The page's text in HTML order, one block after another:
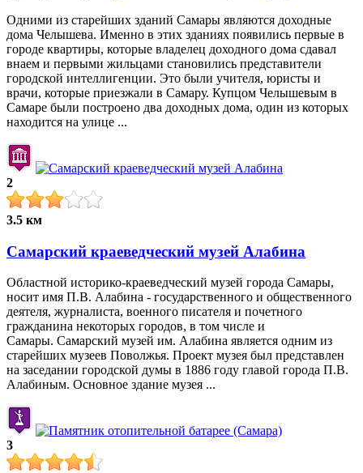
Одними из старейших зданий Самары являются доходные
дома Челышева. Именно в этих зданиях появились первые в
городе квартиры, которые владелец доходного дома сдавал
внаем и первыми жильцами становились представители
городской интеллигенции. Это были учителя, юристы и
врачи, которые приезжали в Самару. Купцом Челышевым в
Самаре были построено два доходных дома, один из которых
находится на улице ...
2
3.5 км
Самарский краеведческий музей Алабина
Областной историко-краеведческий музей города Самары,
носит имя П.В. Алабина - государственного и общественного
деятеля, журналиста, военного писателя и почетного
гражданина некоторых городов, в том числе и
Самары. Самарский музей им. Алабина является одним из
старейших музеев Поволжья. Проект музея был представлен
на заседании городской думы в 1886 году главой города П.В.
Алабиным. Основное здание музея ...
3